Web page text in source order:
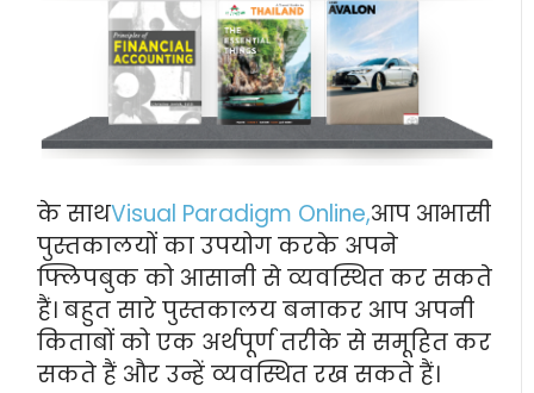
के साथVisual Paradigm Online,आप आभासी
पुस्तकालयों का उपयोग करके अपने
फ्लिपबुक को आसानी से व्यवस्थित कर सकते
हैं। बहुत सारे पुस्तकालय बनाकर आप अपनी
किताबों को एक अर्थपूर्ण तरीके से समूहित कर
सकते हैं और उन्हें व्यवस्थित रख सकते हैं।